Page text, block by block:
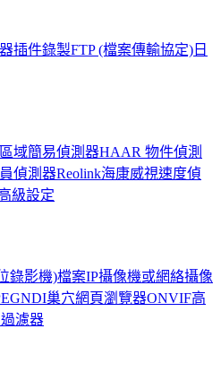
插件錄製FTP (檔案傳輸協定) 日
域簡易偵測器HAAR 物件偵測
偵測器Reolink海康威視速度偵
級設定
錄影機)檔案IP攝像機或網絡攝像
NDI巢穴網頁瀏覽器ONVIF高
過濾器